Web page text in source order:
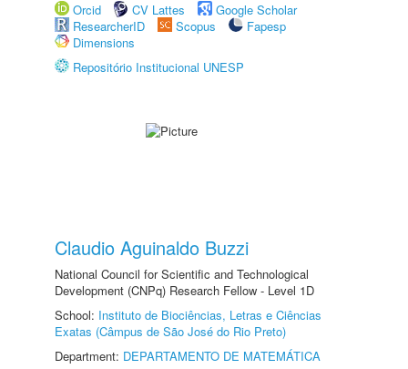
Orcid
CV Lattes
Google Scholar
ResearcherID
Scopus
Fapesp
Dimensions
Repositório Institucional UNESP
Claudio Aguinaldo Buzzi
National Council for Scientific and Technological
Development (CNPq) Research Fellow - Level 1D
School: Instituto de Biociências, Letras e Ciências
Exatas (Câmpus de São José do Rio Preto)
Department: DEPARTAMENTO DE MATEMÁTICA